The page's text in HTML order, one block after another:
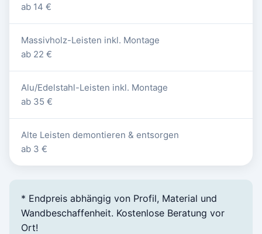
ab 14 €
Massivholz-Leisten inkl. Montage
ab 22 €
Alu/Edelstahl-Leisten inkl. Montage
ab 35 €
Alte Leisten demontieren & entsorgen
ab 3 €
* Endpreis abhängig von Profil, Material und
Wandbeschaffenheit. Kostenlose Beratung vor
Ort!